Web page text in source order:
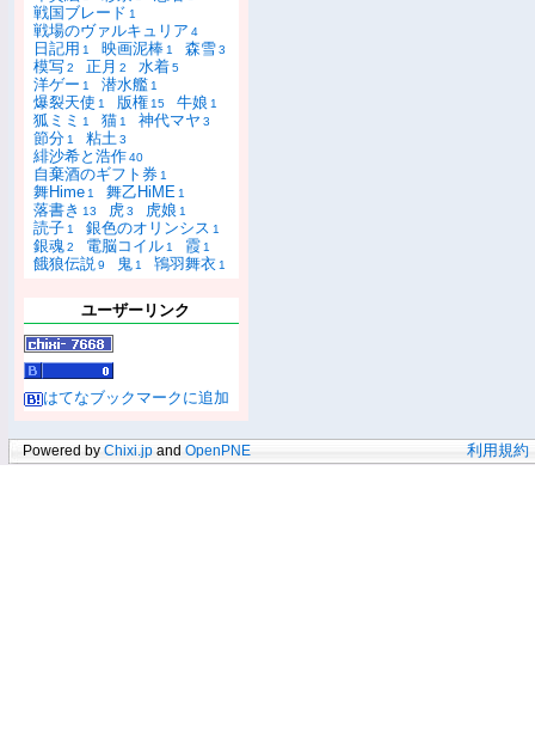
戦国ブレード 1
戦場のヴァルキュリア 4
日記用 1 映画泥棒 1 森雪3
模写2 正月 2 水着5
洋ゲー 1 潜水艦 1
爆裂天使 1 版権 15 牛娘 1
狐ミミ 1 猫 1 神代マヤ 3
節分 1 粘土3
緋沙希と浩作40
自棄酒のギフト券 1
舞Hime 1 舞乙HiME 1
落書き 13 虎3 虎娘 1
読子 1 銀色のオリンシス 1
銀魂2 電脳コイル 1 霞 1
餓狼伝説9 鬼 1 鴇羽舞衣 1
ユーザーリンク
はてなブックマークに追加
Powered by Chixi.jp and OpenPNE 利用規約